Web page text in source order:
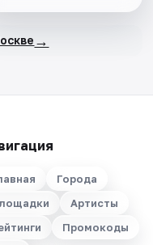
→
Города
Артисты
Промокоды